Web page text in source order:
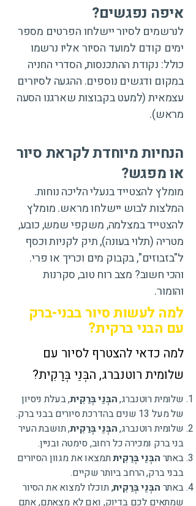
איפה נפגשים?
לנרשמים לסיור יישלחו הפרטים מספר
ימים קודם למועד הסיור אליו נרשמו
כולל: נקודת ההתכנסות, הסדרי החניה
במקום ודגשים נוספים. ההגעה לסיורים
עצמאית (למעט בקבוצות שארגנו הסעה
מראש).
הנחיות מיוחדת לקראת סיור
או מפגש?
מומלץ להצטייד בנעלי הליכה נוחות.
המלצות לבוש יישלחו מראש. מומלץ
להצטייד במצלמה, משקפי שמש, כובע,
מטריה (תלוי בעונה), תיק לקניות וכסף
ל"בזבוזים", בקבוק מים וכריך או פרי.
והכי חשוב? מצב רוח טוב, סקרנות
והומור.
למה לעשות סיור בבני-ברק
עם הבני ברקית?
למה כדאי להצטרף לסיור עם
שלומית רוטנברג, הבְּנֵי בְּרַקִית?
שלומית רוטנברג,הבְּנֵי בְּרַקִית, בעלת ניסיון
של מעל 13 שנים בהדרכת סיורים בבני ברק.
שלומית רוטנברג,הבְּנֵי בְּרַקִית, תושבת העיר
בני ברק ומכירה כל רחוב, סימטה ובניין.
באתר הבְּנֵי בְּרַקִיתתמצאו את מגוון הסיורים
בבני ברק, הרחב ביותר שקיים.
באתר הבְּנֵי בְּרַקִית, תוכלו למצוא את הסיור
שמתאים לכם בדיוק, ואם לא מצאתם, אתם